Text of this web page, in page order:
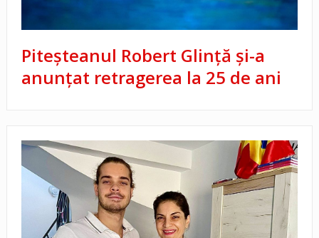
Piteșteanul Robert Glință și-a
anunțat retragerea la 25 de ani